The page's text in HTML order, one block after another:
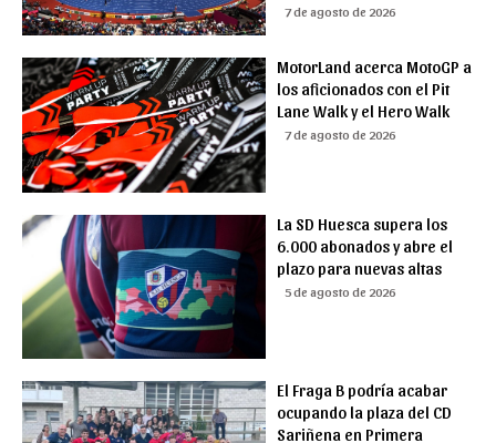
7 de agosto de 2026
MotorLand acerca MotoGP a
los aficionados con el Pit
Lane Walk y el Hero Walk
7 de agosto de 2026
La SD Huesca supera los
6.000 abonados y abre el
plazo para nuevas altas
5 de agosto de 2026
El Fraga B podría acabar
ocupando la plaza del CD
Sariñena en Primera